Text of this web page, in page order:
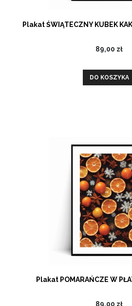
Plakat ŚWIĄTECZNY KUBEK
89,00 zł
DO KOSZYKA
Plakat POMARAŃCZE W
89,00 zł